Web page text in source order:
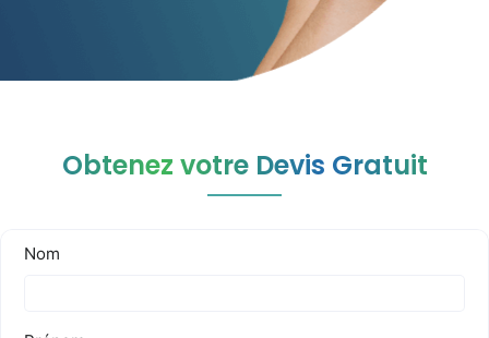
Obtenez votre Devis Gratuit